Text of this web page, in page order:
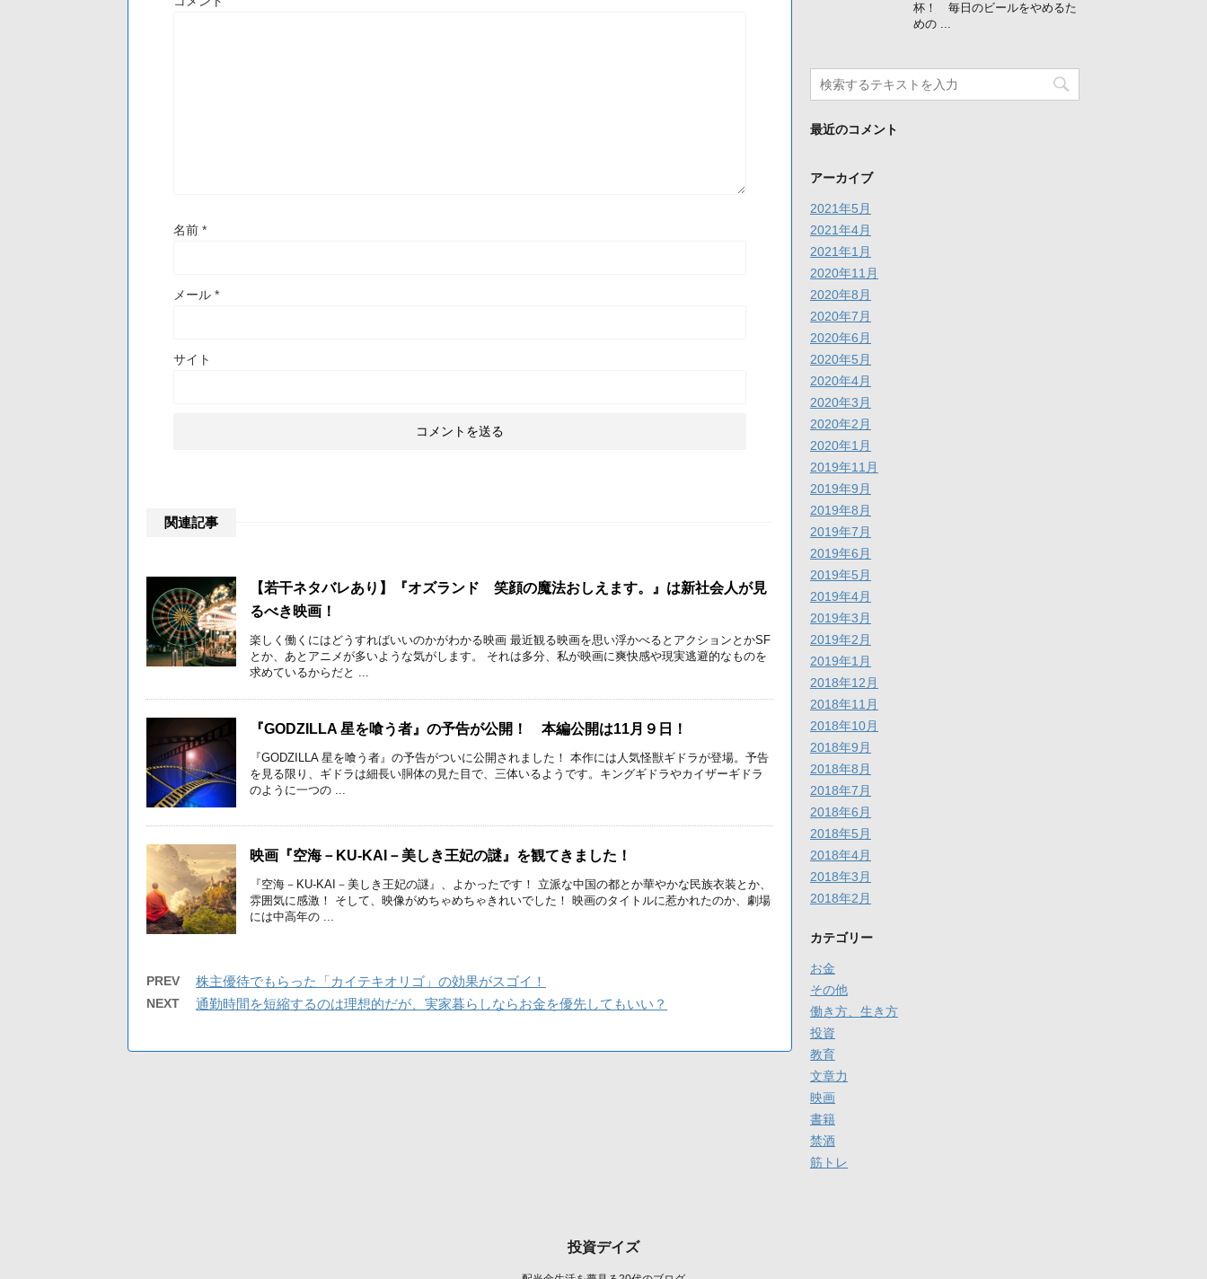
名前 *
メール *
サイト
関連記事
【若干ネタバレあり】『オズランド 笑顔の魔法おしえます。』は新社会人が見
るべき映画！
楽しく働くにはどうすればいいのかがわかる映画 最近観る映画を思い浮かべるとアクションとかSF
とか、あとアニメが多いような気がします。 それは多分、私が映画に爽快感や現実逃避的なものを
求めているからだと ...
『GODZILLA 星を喰う者』の予告が公開！ 本編公開は11月９日！
『GODZILLA 星を喰う者』の予告がついに公開されました！ 本作には人気怪獣ギドラが登場。予告
を見る限り、ギドラは細長い胴体の見た目で、三体いるようです。キングギドラやカイザーギドラ
のように一つの ...
映画『空海－KU‐KAI－美しき王妃の謎』を観てきました！
『空海－KU‐KAI－美しき王妃の謎』、よかったです！ 立派な中国の都とか華やかな民族衣装とか、
雰囲気に感激！ そして、映像がめちゃめちゃきれいでした！ 映画のタイトルに惹かれたのか、劇場
には中高年の ...
PREV 株主優待でもらった「カイテキオリゴ」の効果がスゴイ！
NEXT 通勤時間を短縮するのは理想的だが、実家暮らしならお金を優先してもいい？
杯！ 毎日のビールをやめるた
めの ...
最近のコメント
アーカイブ
2021年5月
2021年4月
2021年1月
2020年11月
2020年8月
2020年7月
2020年6月
2020年5月
2020年4月
2020年3月
2020年2月
2020年1月
2019年11月
2019年9月
2019年8月
2019年7月
2019年6月
2019年5月
2019年4月
2019年3月
2019年2月
2019年1月
2018年12月
2018年11月
2018年10月
2018年9月
2018年8月
2018年7月
2018年6月
2018年5月
2018年4月
2018年3月
2018年2月
カテゴリー
お金
その他
働き方、生き方
投資
教育
文章力
映画
書籍
禁酒
筋トレ
投資デイズ